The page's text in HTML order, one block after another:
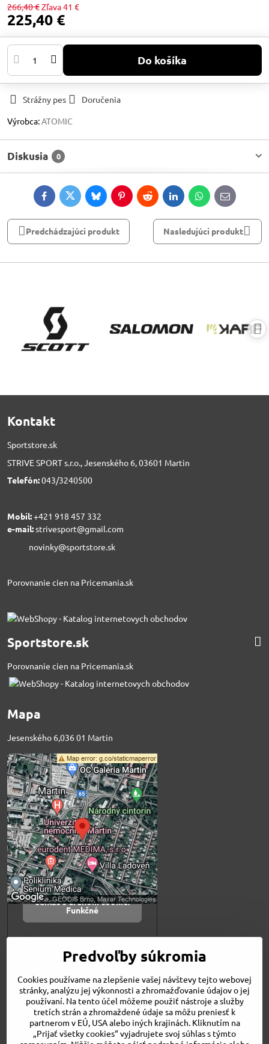
266,40 €Zľava41 €
225,40 €
Do košíka
Strážny pes
Doručenia
Výrobca:ATOMIC
Diskusia 0
FacebookTwitterBlueskyPinterestRedditLinkedInWhatsApp
E-
mail
Predchádzajúci produkt Nasledujúci produkt
Kontakt
Sportstore.sk
STRIVE SPORT s.r.o., Jesenského 6, 03601 Martin
Telefón:043/3240500
Mobil:+421 918 457 332
e-mail:strivesport@gmail.com
novinky@sportstore.sk
Porovnanie cien na Pricemania.sk
Sportstore.sk
Porovnanie cien na Pricemania.sk
Mapa
Jesenského 6,036 01 Martin
Externý obsah je
blokovaný Voľbami
súkromia
Prajete si načítať externý obsah?
Povoliť tentokrát
Povoliť a zapamätať -
súhlas s druhom cookie:
Funkčné
Otvoriť obsah v novom okne
Novinky
Niečo o nás
Naša ponuka
Veľkostné tabuľky
Obchodné podmienky
Predvoľby súkromia
Cookies používame na zlepšenie vašej návštevy tejto webovej
stránky, analýzu jej výkonnosti a zhromažďovanie údajov o jej
používaní. Na tento účel môžeme použiť nástroje a služby
tretích strán a zhromaždené údaje sa môžu preniesť k
partnerom v EÚ, USA alebo iných krajinách. Kliknutím na
„Prijať všetky cookies“ vyjadrujete svoj súhlas s týmto